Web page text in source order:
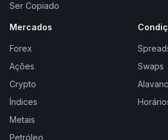
Ser Copiado
Mercados
Forex
Ações
Crypto
Índices
Metais
Petróleo
Swaps